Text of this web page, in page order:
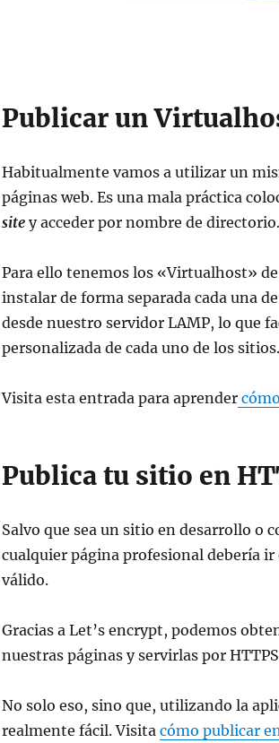
Publicar un
Habitualmente vamos a utilizar un
páginas web. Es una mala práctica
sitey acceder por nombre de directorio.
Para ello tenemos los «Virtualhost»
instalar de forma separada cada una
desde nuestro servidor LAMP, lo que
personalizada de cada uno de los sitios.
Visita esta entrada para aprender
Publica tu sitio en
Salvo que sea un sitio en desarrollo o
cualquier página profesional debería
válido.
Gracias a Let’s encrypt, podemos
nuestras páginas y servirlas por
No solo eso, sino que, utilizando la
realmente fácil. Visita cómo publicar